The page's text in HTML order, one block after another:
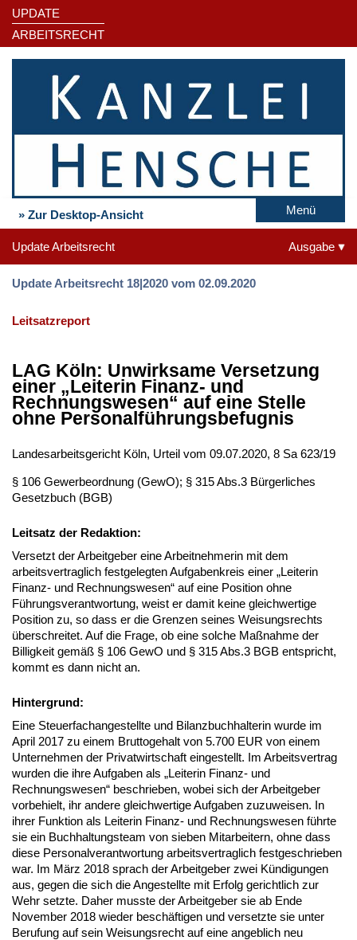
UPDATE
ARBEITSRECHT
» Zur Desktop-Ansicht Menü
Update Arbeitsrecht Ausgabe
Update Arbeitsrecht 18|2020 vom 02.09.2020
Leitsatzreport
LAG Köln: Unwirksame Versetzung
einer „Leiterin Finanz- und
Rechnungswesen“ auf eine Stelle
ohne Personalführungsbefugnis
Landesarbeitsgericht Köln, Urteil vom 09.07.2020, 8 Sa 623/19
§ 106 Gewerbeordnung (GewO); § 315 Abs.3 Bürgerliches
Gesetzbuch (BGB)
Leitsatz der Redaktion:
Versetzt der Arbeitgeber eine Arbeitnehmerin mit dem
arbeitsvertraglich festgelegten Aufgabenkreis einer „Leiterin
Finanz- und Rechnungswesen“ auf eine Position ohne
Führungsverantwortung, weist er damit keine gleichwertige
Position zu, so dass er die Grenzen seines Weisungsrechts
überschreitet. Auf die Frage, ob eine solche Maßnahme der
Billigkeit gemäß § 106 GewO und § 315 Abs.3 BGB entspricht,
kommt es dann nicht an.
Hintergrund:
Eine Steuerfachangestellte und Bilanzbuchhalterin wurde im
April 2017 zu einem Bruttogehalt von 5.700 EUR von einem
Unternehmen der Privatwirtschaft eingestellt. Im Arbeitsvertrag
wurden die ihre Aufgaben als „Leiterin Finanz- und
Rechnungswesen“ beschrieben, wobei sich der Arbeitgeber
vorbehielt, ihr andere gleichwertige Aufgaben zuzuweisen. In
ihrer Funktion als Leiterin Finanz- und Rechnungswesen führte
sie ein Buchhaltungsteam von sieben Mitarbeitern, ohne dass
diese Personalverantwortung arbeitsvertraglich festgeschrieben
war. Im März 2018 sprach der Arbeitgeber zwei Kündigungen
aus, gegen die sich die Angestellte mit Erfolg gerichtlich zur
Wehr setzte. Daher musste der Arbeitgeber sie ab Ende
November 2018 wieder beschäftigen und versetzte sie unter
Berufung auf sein Weisungsrecht auf eine angeblich neu